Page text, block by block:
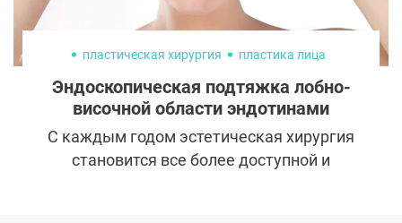
пластическая хирургия пластика лица
Эндоскопическая подтяжка лобно-
височной области эндотинами
С каждым годом эстетическая хирургия
становится все более доступной и